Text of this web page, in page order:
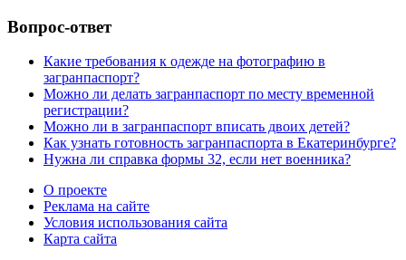
Вопрос-ответ
Какие требования к одежде на фотографию в
загранпаспорт?
Можно ли делать загранпаспорт по месту временной
регистрации?
Можно ли в загранпаспорт вписать двоих детей?
Как узнать готовность загранпаспорта в Екатеринбурге?
Нужна ли справка формы 32, если нет военника?
О проекте
Реклама на сайте
Условия использования сайта
Карта сайта